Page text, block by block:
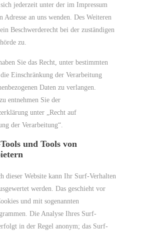
jederzeit unter der im Impressum
Adresse an uns wenden. Des Weiteren
Beschwerderecht bei der zuständigen
zu.
Sie das Recht, unter bestimmten
Einschränkung der Verarbeitung
Daten zu verlangen.
entnehmen Sie der
unter „Recht auf
der Verarbeitung“.
und Tools von
dieser Website kann Ihr Surf-Verhalten
werden. Das geschieht vor
und mit sogenannten
Die Analyse Ihres Surf-
in der Regel anonym; das Surf-